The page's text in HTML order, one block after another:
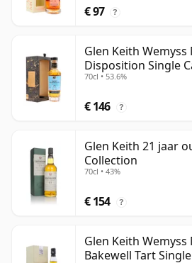
€ 97 ?
Glen Keith Wemyss
Disposition Single
oud
70cl • 53.6%
€ 146 ?
Glen Keith 21 jaar
Collection
70cl • 43%
€ 154 ?
Glen Keith
Bakewell Tart